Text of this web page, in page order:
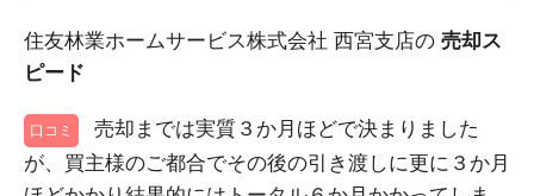
住友林業ホームサービス株式会社 西宮支店の 売却ス
ピード
口コミ
売却までは実質３か月ほどで決まりました
が、買主様のご都合でその後の引き渡しに更に３か月